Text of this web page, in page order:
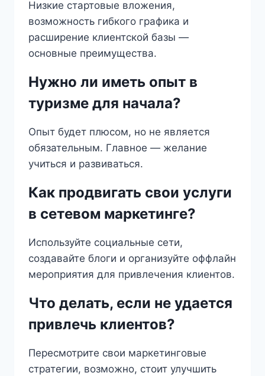
Низкие стартовые вложения,
возможность гибкого графика и
расширение клиентской базы —
основные преимущества.
Нужно ли иметь опыт в
туризме для начала?
Опыт будет плюсом, но не является
обязательным. Главное — желание
учиться и развиваться.
Как продвигать свои услуги
в сетевом маркетинге?
Используйте социальные сети,
создавайте блоги и организуйте оффлайн
мероприятия для привлечения клиентов.
Что делать, если не удается
привлечь клиентов?
Пересмотрите свои маркетинговые
стратегии, возможно, стоит улучшить